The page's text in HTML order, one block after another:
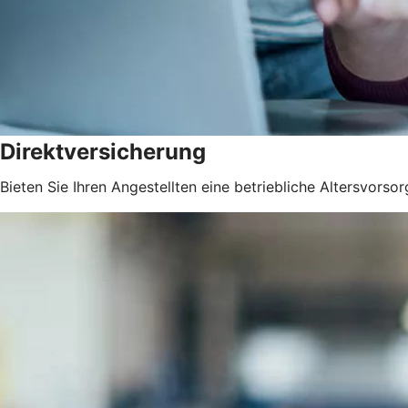
Direktversicherung
Bieten Sie Ihren Angestellten eine betriebliche